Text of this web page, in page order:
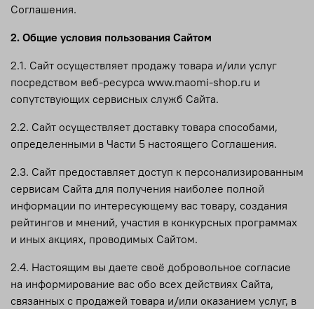
Соглашения.
2. Общие условия пользования Сайтом
2.1. Сайт осуществляет продажу товара и/или услуг
посредством веб-ресурса www.maomi-shop.ru и
сопутствующих сервисных служб Сайта.
2.2. Сайт осуществляет доставку товара способами,
определенными в Части 5 настоящего Соглашения.
2.3. Сайт предоставляет доступ к персонализированным
сервисам Сайта для получения наиболее полной
информации по интересующему вас товару, создания
рейтингов и мнений, участия в конкурсных программах
и иных акциях, проводимых Сайтом.
2.4. Настоящим вы даете своё добровольное согласие
на информирование вас обо всех действиях Сайта,
связанных с продажей товара и/или оказанием услуг, в